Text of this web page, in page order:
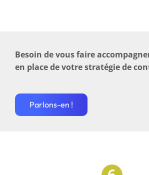
Besoin de vous faire
en place de votre stratégie de
Parlons-en !